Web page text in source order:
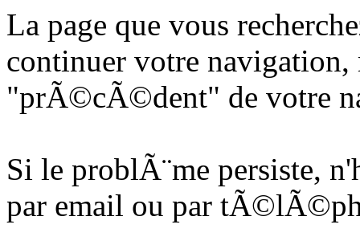
La page que vous
continuer votre
"prÃ©cÃ©dent" de votre
Si le problÃ¨me persiste,
par email ou par